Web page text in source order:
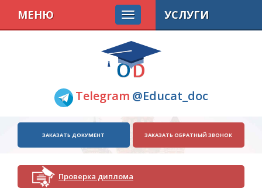
Telegram @Educat_doc
МЕНЮ
ЗАКАЗАТЬ ДОКУМЕНТ ЗАКАЗАТЬ ОБРАТНЫЙ ЗВОНОК
Проверка диплома
УСЛУГИ